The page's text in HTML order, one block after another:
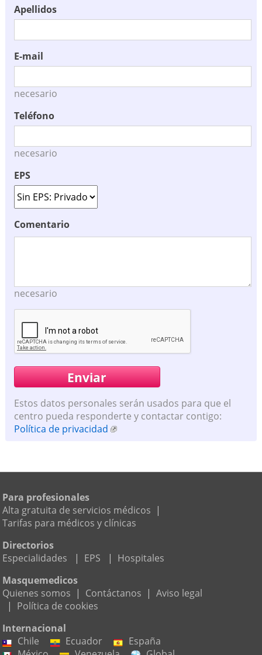
Apellidos
E-mail
necesario
Teléfono
necesario
EPS
Comentario
necesario
Estos datos personales serán usados para que el
centro pueda responderte y contactar contigo:
Política de privacidad
Para profesionales
Alta gratuita de servicios médicos |
Tarifas para médicos y clínicas
Directorios
Especialidades
| EPS | Hospitales
Masquemedicos
Quienes somos | Contáctanos | Aviso legal
| Política de cookies
Internacional
Chile
Ecuador
España